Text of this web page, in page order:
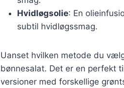
Hvidløgsolie: En
subtil hvidløgssmag.
Uanset hvilken metode du
bønnesalat. Det er en perfekt
versioner med forskellige